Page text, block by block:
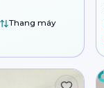
Thang máy